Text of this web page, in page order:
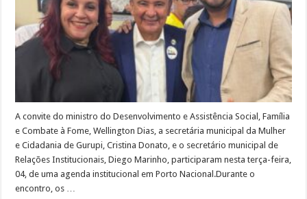
A convite do ministro do Desenvolvimento e Assistência Social, Família
e Combate à Fome, Wellington Dias, a secretária municipal da Mulher
e Cidadania de Gurupi, Cristina Donato, e o secretário municipal de
Relações Institucionais, Diego Marinho, participaram nesta terça-feira,
04, de uma agenda institucional em Porto Nacional.Durante o
encontro, os …